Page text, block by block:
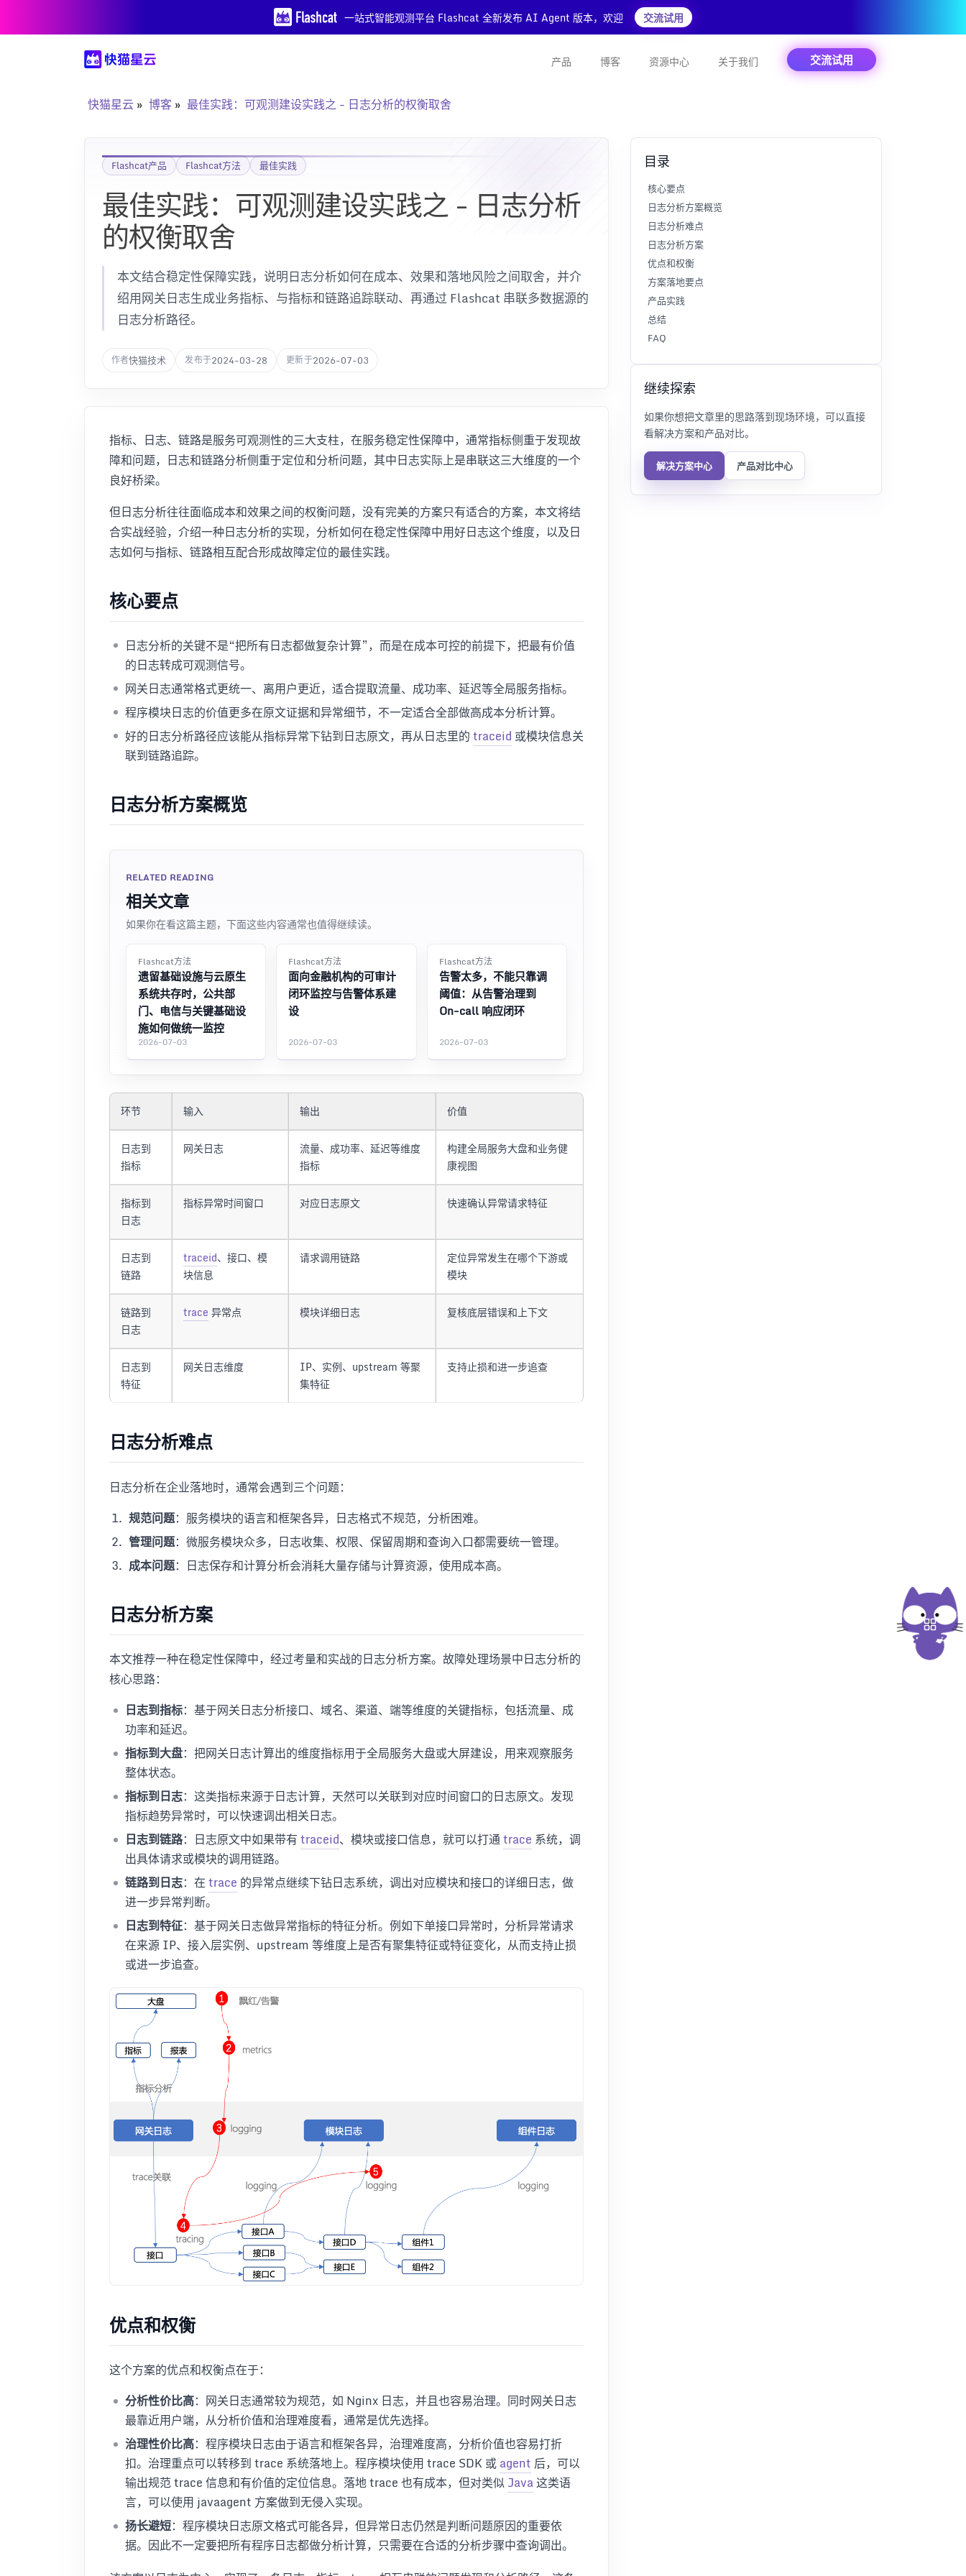
一站式智能观测平台 Flashcat 全新发布 AI Agent 版本，欢迎 交流试用
产品 博客 资源中心 关于我们 交流试用
快猫星云 博客 最佳实践：可观测建设实践之 - 日志分析的权衡取舍
Flashcat产品 Flashcat方法 最佳实践
最佳实践：可观测建设实践之 - 日志分析
的权衡取舍
本文结合稳定性保障实践，说明日志分析如何在成本、效果和落地风险之间取舍，并介
绍用网关日志生成业务指标、与指标和链路追踪联动、再通过 Flashcat 串联多数据源的
日志分析路径。
作者快猫技术 发布于2024-03-28 更新于2026-07-03
指标、日志、链路是服务可观测性的三大支柱，在服务稳定性保障中，通常指标侧重于发现故
障和问题，日志和链路分析侧重于定位和分析问题，其中日志实际上是串联这三大维度的一个
良好桥梁。
但日志分析往往面临成本和效果之间的权衡问题，没有完美的方案只有适合的方案，本文将结
合实战经验，介绍一种日志分析的实现，分析如何在稳定性保障中用好日志这个维度，以及日
志如何与指标、链路相互配合形成故障定位的最佳实践。
核心要点
日志分析的关键不是“把所有日志都做复杂计算”，而是在成本可控的前提下，把最有价值
的日志转成可观测信号。
网关日志通常格式更统一、离用户更近，适合提取流量、成功率、延迟等全局服务指标。
程序模块日志的价值更多在原文证据和异常细节，不一定适合全部做高成本分析计算。
好的日志分析路径应该能从指标异常下钻到日志原文，再从日志里的traceid 或模块信息关
联到链路追踪。
日志分析方案概览
RELATED READING
相关文章
如果你在看这篇主题，下面这些内容通常也值得继续读。
Flashcat方法
遗留基础设施与云原生
系统共存时，公共部
门、电信与关键基础设
施如何做统一监控
2026-07-03
Flashcat方法
面向金融机构的可审计
闭环监控与告警体系建
设
2026-07-03
Flashcat方法
告警太多，不能只靠调
阈值：从告警治理到
On-call 响应闭环
2026-07-03
环节 输入 输出 价值
日志到
指标
网关日志
流量、成功率、延迟等维度
指标
构建全局服务大盘和业务健
康视图
指标到
日志
指标异常时间窗口 对应日志原文 快速确认异常请求特征
日志到
链路
traceid、接口、模
块信息
请求调用链路
定位异常发生在哪个下游或
模块
链路到
日志
trace 异常点 模块详细日志 复核底层错误和上下文
日志到
特征
网关日志维度
IP、实例、upstream 等聚
集特征
支持止损和进一步追查
日志分析难点
日志分析在企业落地时，通常会遇到三个问题：
规范问题：服务模块的语言和框架各异，日志格式不规范，分析困难。
管理问题：微服务模块众多，日志收集、权限、保留周期和查询入口都需要统一管理。
成本问题：日志保存和计算分析会消耗大量存储与计算资源，使用成本高。
日志分析方案
本文推荐一种在稳定性保障中，经过考量和实战的日志分析方案。故障处理场景中日志分析的
核心思路：
日志到指标：基于网关日志分析接口、域名、渠道、端等维度的关键指标，包括流量、成
功率和延迟。
指标到大盘：把网关日志计算出的维度指标用于全局服务大盘或大屏建设，用来观察服务
整体状态。
指标到日志：这类指标来源于日志计算，天然可以关联到对应时间窗口的日志原文。发现
指标趋势异常时，可以快速调出相关日志。
日志到链路：日志原文中如果带有traceid、模块或接口信息，就可以打通trace 系统，调
出具体请求或模块的调用链路。
链路到日志：在trace 的异常点继续下钻日志系统，调出对应模块和接口的详细日志，做
进一步异常判断。
日志到特征：基于网关日志做异常指标的特征分析。例如下单接口异常时，分析异常请求
在来源 IP、接入层实例、upstream 等维度上是否有聚集特征或特征变化，从而支持止损
或进一步追查。
优点和权衡
这个方案的优点和权衡点在于：
分析性价比高：网关日志通常较为规范，如 Nginx 日志，并且也容易治理。同时网关日志
最靠近用户端，从分析价值和治理难度看，通常是优先选择。
治理性价比高：程序模块日志由于语言和框架各异，治理难度高，分析价值也容易打折
扣。治理重点可以转移到 trace 系统落地上。程序模块使用 trace SDK 或agent后，可以
输出规范 trace 信息和有价值的定位信息。落地 trace 也有成本，但对类似Java这类语
言，可以使用 javaagent 方案做到无侵入实现。
扬长避短：程序模块日志原文格式可能各异，但异常日志仍然是判断问题原因的重要依
据。因此不一定要把所有程序日志都做分析计算，只需要在合适的分析步骤中查询调出。
目录
核心要点
日志分析方案概览
日志分析难点
日志分析方案
优点和权衡
方案落地要点
产品实践
总结
FAQ
继续探索
如果你想把文章里的思路落到现场环境，可以直接
看解决方案和产品对比。
解决方案中心 产品对比中心